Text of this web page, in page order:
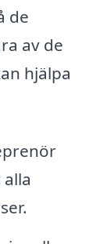
de
av de
hjälpa